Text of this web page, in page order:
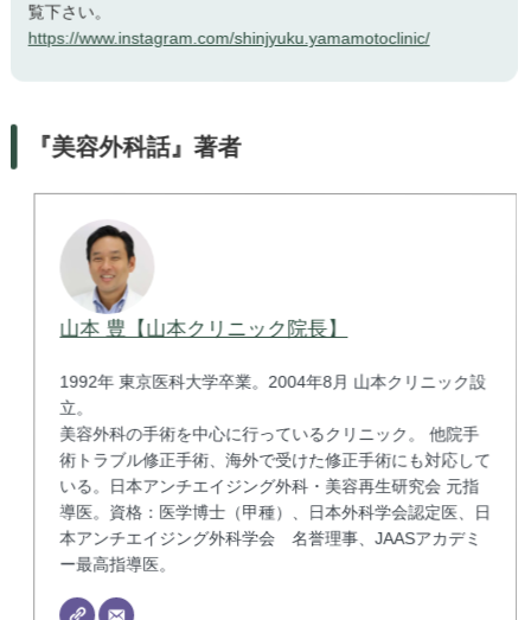
覧下さい。
https://www.instagram.com/shinjyuku.yamamotoclinic/
『美容外科話』著者
山本 豊【山本クリニック院長】
1992年 東京医科大学卒業。2004年8月 山本クリニック設
立。
美容外科の手術を中心に行っているクリニック。 他院手
術トラブル修正手術、海外で受けた修正手術にも対応して
いる。日本アンチエイジング外科・美容再生研究会 元指
導医。資格：医学博士（甲種）、日本外科学会認定医、日
本アンチエイジング外科学会 名誉理事、JAASアカデミ
ー最高指導医。